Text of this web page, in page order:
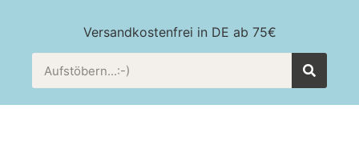
Versandkostenfrei in DE ab 75€